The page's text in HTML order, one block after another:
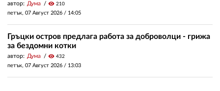
автор: Дума visibility 210
петък, 07 Август 2026 / 14:05
Гръцки остров предлага работа за доброволци - грижа
за бездомни котки
автор: Дума visibility 432
петък, 07 Август 2026 / 13:03